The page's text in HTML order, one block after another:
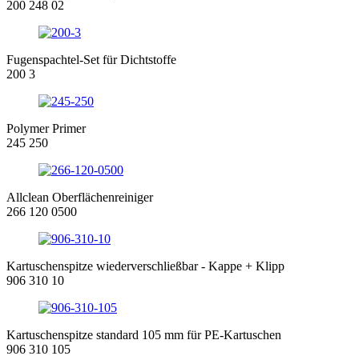
200 248 02
Fugenspachtel-Set für Dichtstoffe
200 3
Polymer Primer
245 250
Allclean Oberflächenreiniger
266 120 0500
Kartuschenspitze wiederverschließbar - Kappe + Klipp
906 310 10
Kartuschenspitze standard 105 mm für PE-Kartuschen
906 310 105